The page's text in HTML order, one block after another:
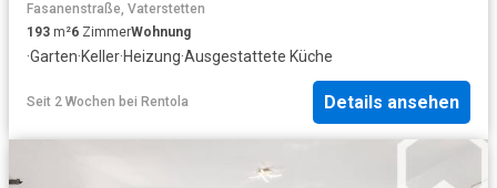
Fasanenstraße, Vaterstetten
193 m²6 ZimmerWohnung
·Garten·Keller·Heizung·Ausgestattete Küche
Seit 2 Wochen bei Rentola Details ansehen